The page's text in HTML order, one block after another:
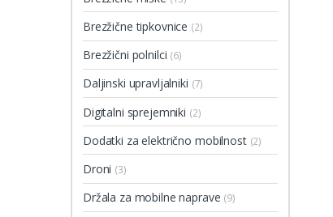
Brezžične tipkovnice (2)
Brezžični polnilci (6)
Daljinski upravljalniki (7)
Digitalni sprejemniki (2)
Dodatki za električno mobilnost (2)
Droni (3)
Držala za mobilne naprave (9)